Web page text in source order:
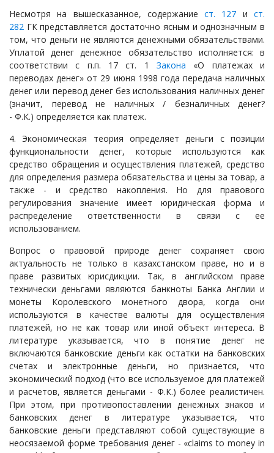
Несмотря на вышесказанное, содержаниест. 127 ист.
282 ГК представляется достаточно ясным и однозначным в
том, что деньги не являются денежными обязательствами.
Уплатой денег денежное обязательство исполняется: в
соответствии с п.п. 17 ст. 1 Закона «О платежах и
переводах денег» от 29 июня 1998 года передача наличных
денег или перевод денег без использования наличных денег
(значит, перевод не наличных / безналичных денег?
- Ф.К.) определяется как платеж.
4. Экономическая теория определяет деньги с позиции
функциональности денег, которые используются как
средство обращения и осуществления платежей, средство
для определения размера обязательства и цены за товар, а
также - и средство накопления. Но для правового
регулирования значение имеет юридическая форма и
распределение ответственности в связи с ее
использованием.
Вопрос о правовой природе денег сохраняет свою
актуальность не только в казахстанском праве, но и в
праве развитых юрисдикции. Так, в английском праве
технически деньгами являются банкноты Банка Англии и
монеты Королевского монетного двора, когда они
используются в качестве валюты для осуществления
платежей, но не как товар или иной объект интереса. В
литературе указывается, что в понятие денег не
включаются банковские деньги как остатки на банковских
счетах и электронные деньги, но признается, что
экономический подход (что все используемое для платежей
и расчетов, является деньгами - Ф.К.) более реалистичен.
При этом, при противопоставлении денежных знаков и
банковских денег в литературе указывается, что
банковские деньги представляют собой существующие в
неосязаемой форме требования денег - «claims to money in